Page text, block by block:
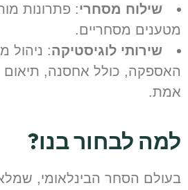
שילוח מסחרי: פתרונות
מסחריים.
שירותי לוגיסטיקה: ניהול
כולל אחסנה, תיאום
לבחור בנו?
הסחר הבינלאומי, שמלא